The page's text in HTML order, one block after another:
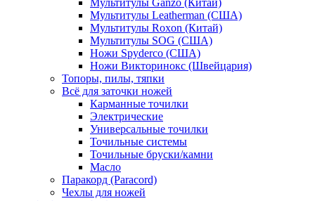
Мультитулы Leatherman (США)
Мультитулы Roxon (Китай)
Мультитулы SOG (США)
Ножи Spyderco (США)
Ножи Викторинокс (Швейцария)
Топоры, пилы, тяпки
Всё для заточки ножей
Карманные точилки
Электрические
Универсальные точилки
Точильные системы
Точильные бруски/камни
Масло
Паракорд (Paracord)
Чехлы для ножей